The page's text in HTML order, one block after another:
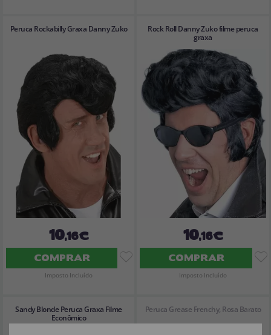
Peruca Rockabilly Graxa Danny Zuko
10,16€
COMPRAR
Imposto Incluído
Rock Roll Danny Zuko filme peruca
graxa
10,16€
COMPRAR
Imposto Incluído
Sandy Blonde Peruca Graxa Filme
Econômico
Peruca Grease Frenchy, Rosa Barato